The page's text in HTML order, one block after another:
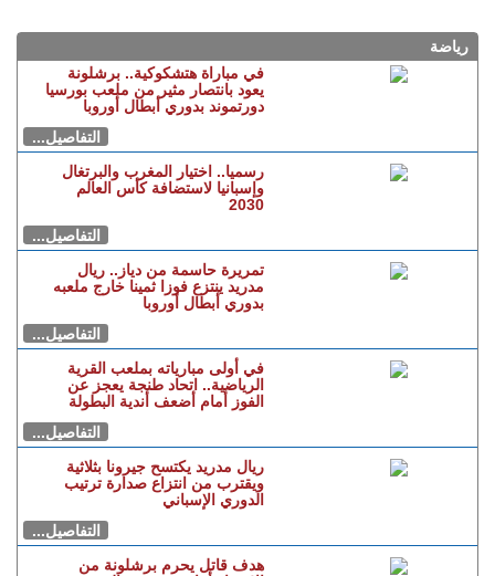
تدحض مزاعم بشأن غياب
في مباراة هتشكوكية.. برشلونة
يعود بانتصار مثير من ملعب بورسيا
دورتموند بدوري أبطال أوروبا
التفاصيل...
رسميا.. اختيار المغرب والبرتغال
وإسبانيا لاستضافة كأس العالم
2030
التفاصيل...
تمريرة حاسمة من دياز.. ريال
مدريد ينتزع فوزا ثمينا خارج ملعبه
بدوري أبطال أوروبا
التفاصيل...
في أولى مبارياته بملعب القرية
الرياضية.. اتحاد طنجة يعجز عن
الفوز أمام أضعف أندية البطولة
التفاصيل...
ريال مدريد يكتسح جيرونا بثلاثية
ويقترب من انتزاع صدارة ترتيب
الدوري الإسباني